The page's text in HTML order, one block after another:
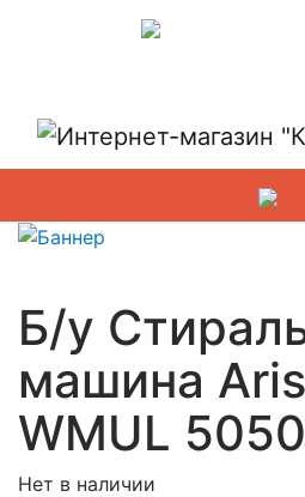
Б/у
машина
WMUL 5050
Нет в наличии